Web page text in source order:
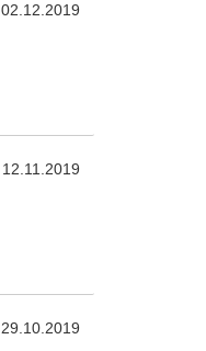
02.12.2019
12.11.2019
29.10.2019